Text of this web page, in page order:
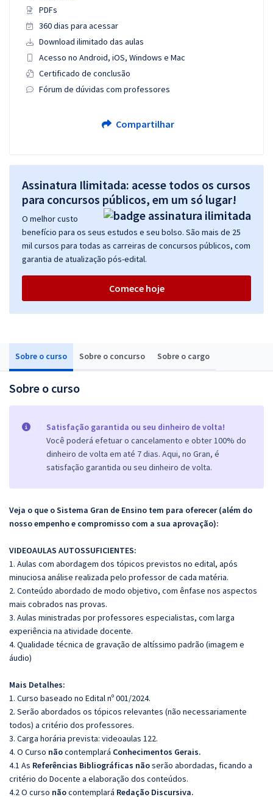
Sobre o curso Sobre o concurso Sobre o cargo
Sobre o curso
Satisfação garantida ou seu dinheiro de volta!
Você poderá efetuar o cancelamento e obter 100% do
dinheiro de volta em até 7 dias. Aqui, no Gran, é
satisfação garantida ou seu dinheiro de volta.
Veja o que o Sistema Gran de Ensino tem para oferecer (além do
nosso empenho e compromisso com a sua aprovação):
VIDEOAULAS AUTOSSUFICIENTES:
1. Aulas com abordagem dos tópicos previstos no edital, após
minuciosa análise realizada pelo professor de cada matéria.
2. Conteúdo abordado de modo objetivo, com ênfase nos aspectos
mais cobrados nas provas.
3. Aulas ministradas por professores especialistas, com larga
experiência na atividade docente.
4. Qualidade técnica de gravação de altíssimo padrão (imagem e
áudio)
Mais Detalhes:
1. Curso baseado no Edital nº 001/2024.
2. Serão abordados os tópicos relevantes (não necessariamente
todos) a critério dos professores.
3. Carga horária prevista: videoaulas 122.
4. O Curso nãocontemplará Conhecimentos Gerais.
4.1 As Referências Bibliográficas nãoserão abordadas, ficando a
critério do Docente a elaboração dos conteúdos.
4.2 O curso nãocontemplará Redação Discursiva.
PDFs
360 dias para acessar
Download ilimitado das aulas
Acesso no Android, iOS, Windows e Mac
Certificado de conclusão
Fórum de dúvidas com professores
Compartilhar
Assinatura Ilimitada: acesse todos os cursos
para concursos públicos, em um só lugar!
O melhor custo
benefício para os seus estudos e seu bolso. São mais de 25
mil cursos para todas as carreiras de concursos públicos, com
garantia de atualização pós-edital.
Comece hoje